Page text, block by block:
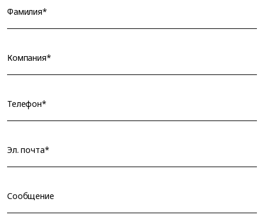
Фамилия*
Компания*
Телефон*
Эл. почта*
Сообщение